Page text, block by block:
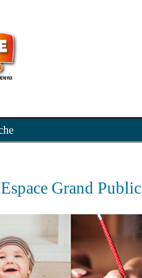
Espace Grand Public